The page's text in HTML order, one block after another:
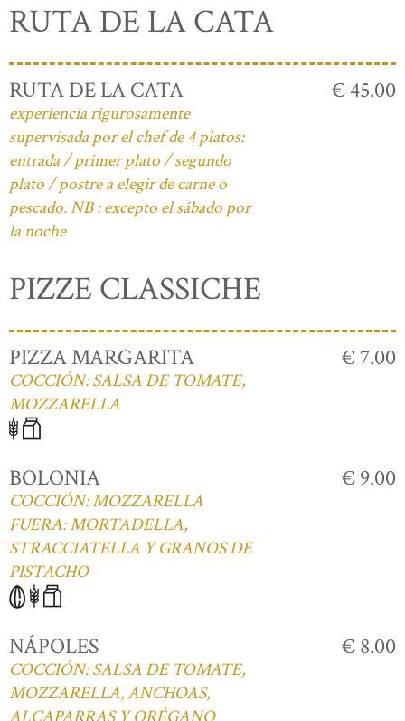
RUTA DE LA CATA
RUTA DE LA CATA
experiencia rigurosamente
supervisada por el chef de 4 platos:
entrada / primer plato / segundo
plato / postre a elegir de carne o
pescado. NB : excepto el sábado por
la noche
€ 45.00
PIZZE CLASSICHE
PIZZA MARGARITA
COCCIÓN: SALSA DE TOMATE,
MOZZARELLA
€ 7.00
BOLONIA
COCCIÓN: MOZZARELLA
FUERA: MORTADELLA,
STRACCIATELLA Y GRANOS DE
PISTACHO
€ 9.00
NÁPOLES
COCCIÓN: SALSA DE TOMATE,
MOZZARELLA, ANCHOAS,
€ 8.00